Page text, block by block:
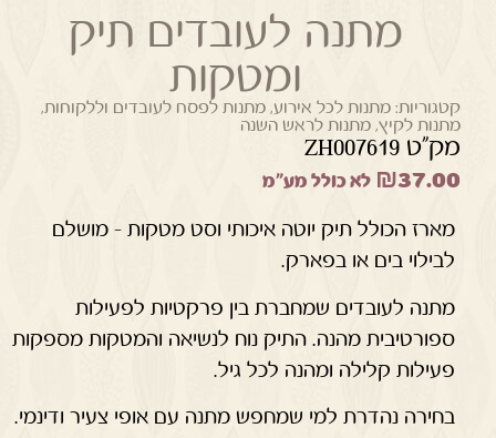
מתנה לעובדים תיק
ומטקות
קטגוריות: מתנות לכל אירוע,מתנות לפסח לעובדים וללקוחות,
מתנות לקיץ,מתנות לראש השנה
מק"ט ZH007619
₪37.00 לא כולל מע"מ
מארז הכולל תיק יוטה איכותי וסט מטקות – מושלם
לבילוי בים או בפארק.
מתנה לעובדים שמחברת בין פרקטיות לפעילות
ספורטיבית מהנה. התיק נוח לנשיאה והמטקות מספקות
פעילות קלילה ומהנה לכל גיל.
בחירה נהדרת למי שמחפש מתנה עם אופי צעיר ודינמי.